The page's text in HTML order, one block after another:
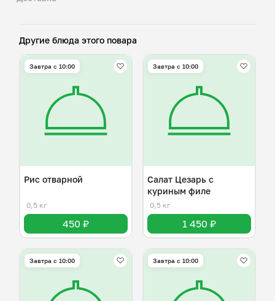
Другие блюда этого повара
Завтра c 10:00
Рис отварной
0,5 кг
450 ₽
Завтра c 10:00
Салат Цезарь с
куриным филе
0,5 кг
1 450 ₽
Завтра c 10:00 Завтра c 10:00